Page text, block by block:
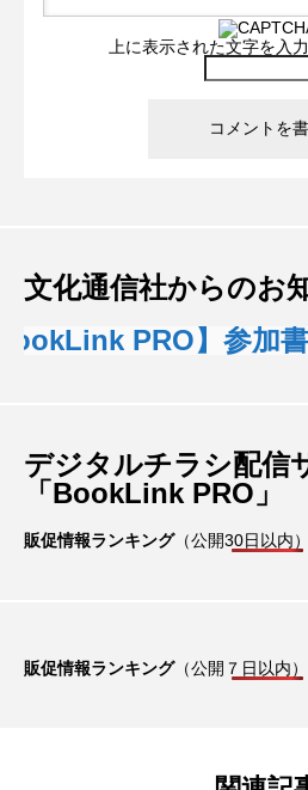
上に表示された文字を入
文化通信社からのお
PRO】参加
デジタルチラシ配信
「BookLink PRO」
販促情報ランキング（公開30日以内）
販促情報ランキング（公開７日以内）